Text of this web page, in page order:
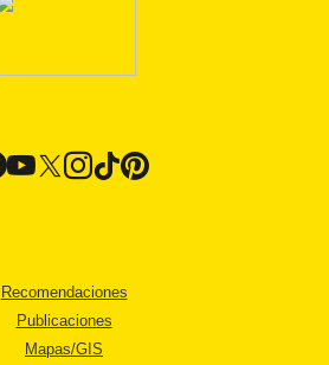
Recomendaciones
Publicaciones
Mapas/GIS